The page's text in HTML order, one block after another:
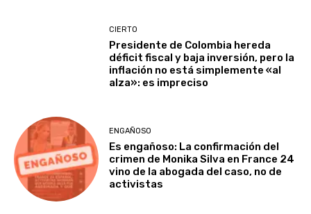
CIERTO
Presidente de Colombia hereda
déficit fiscal y baja inversión, pero la
inflación no está simplemente «al
alza»: es impreciso
ENGAÑOSO
Es engañoso: La confirmación del
crimen de Monika Silva en France 24
vino de la abogada del caso, no de
activistas